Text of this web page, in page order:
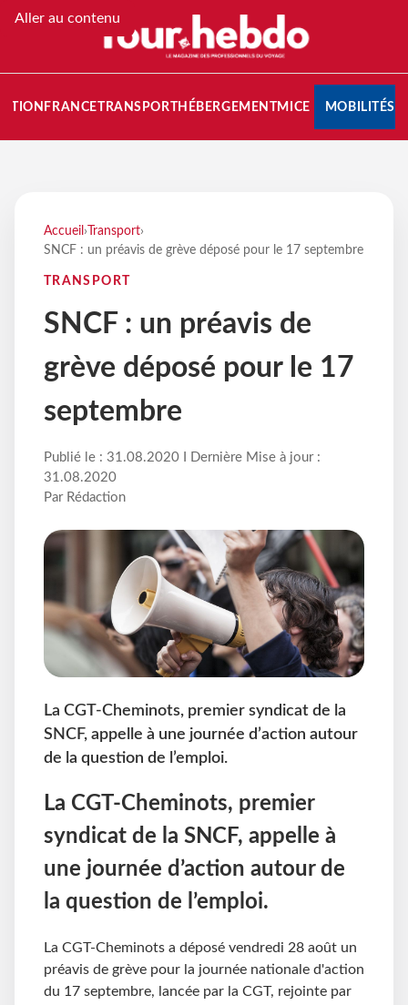
Aller au contenu
FRANCETRANSPORT HÉBERGEMENTMICE MOBILITÉS
Accueil › Transport›
SNCF : un préavis de grève déposé pour le 17 septembre
TRANSPORT
SNCF : un préavis de
grève déposé pour le 17
septembre
Publié le : 31.08.2020 I Dernière Mise à jour :
31.08.2020
Par Rédaction
La CGT-Cheminots, premier syndicat de la
SNCF, appelle à une journée d’action autour
de la question de l’emploi.
La CGT-Cheminots, premier
syndicat de la SNCF, appelle à
une journée d’action autour de
la question de l’emploi.
La CGT-Cheminots a déposé vendredi 28 août un
préavis de grève pour la journée nationale d'action
du 17 septembre, lancée par la CGT, rejointe par